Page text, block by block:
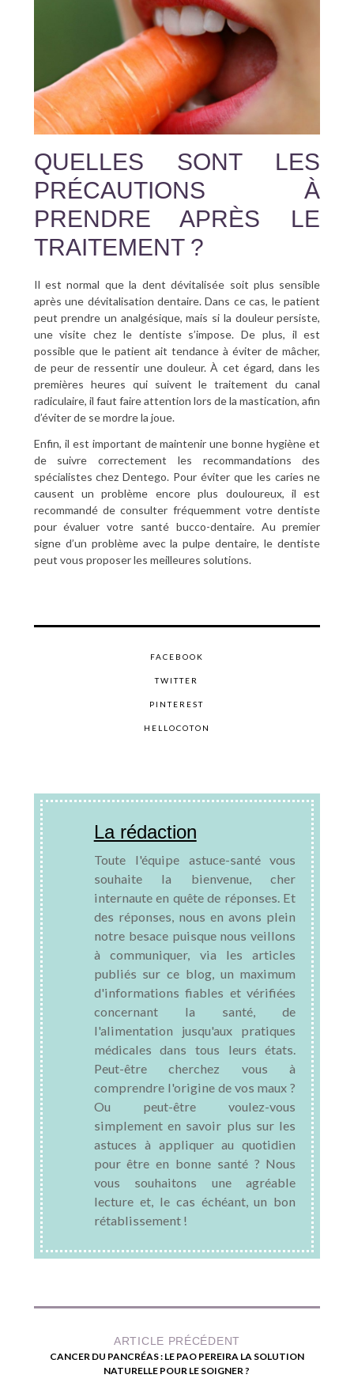
QUELLES SONT LES
PRÉCAUTIONS À
PRENDRE APRÈS LE
TRAITEMENT ?
Il est normal que la dent dévitalisée soit plus sensible
après une dévitalisation dentaire. Dans ce cas, le patient
peut prendre un analgésique, mais si la douleur persiste,
une visite chez le dentiste s’impose. De plus, il est
possible que le patient ait tendance à éviter de mâcher,
de peur de ressentir une douleur. À cet égard, dans les
premières heures qui suivent le traitement du canal
radiculaire, il faut faire attention lors de la mastication, afin
d’éviter de se mordre la joue.
Enfin, il est important de maintenir une bonne hygiène et
de suivre correctement les recommandations des
spécialistes chez Dentego. Pour éviter que les caries ne
causent un problème encore plus douloureux, il est
recommandé de consulter fréquemment votre dentiste
pour évaluer votre santé bucco-dentaire. Au premier
signe d’un problème avec la pulpe dentaire, le dentiste
peut vous proposer les meilleures solutions.
FACEBOOK
TWITTER
PINTEREST
HELLOCOTON
La rédaction
Toute l'équipe astuce-santé vous
souhaite la bienvenue, cher
internaute en quête de réponses. Et
des réponses, nous en avons plein
notre besace puisque nous veillons
à communiquer, via les articles
publiés sur ce blog, un maximum
d'informations fiables et vérifiées
concernant la santé, de
l'alimentation jusqu'aux pratiques
médicales dans tous leurs états.
Peut-être cherchez vous à
comprendre l'origine de vos maux ?
Ou peut-être voulez-vous
simplement en savoir plus sur les
astuces à appliquer au quotidien
pour être en bonne santé ? Nous
vous souhaitons une agréable
lecture et, le cas échéant, un bon
rétablissement !
ARTICLE PRÉCÉDENT
CANCER DU PANCRÉAS : LE PAO PEREIRA LA SOLUTION
NATURELLE POUR LE SOIGNER ?